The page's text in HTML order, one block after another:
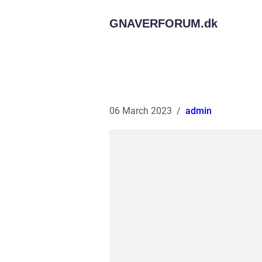
GNAVERFORUM.dk
06 March 2023 admin